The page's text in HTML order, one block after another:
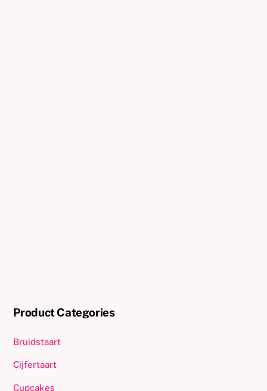
Product Categories
Bruidstaart
Cijfertaart
Cupcakes